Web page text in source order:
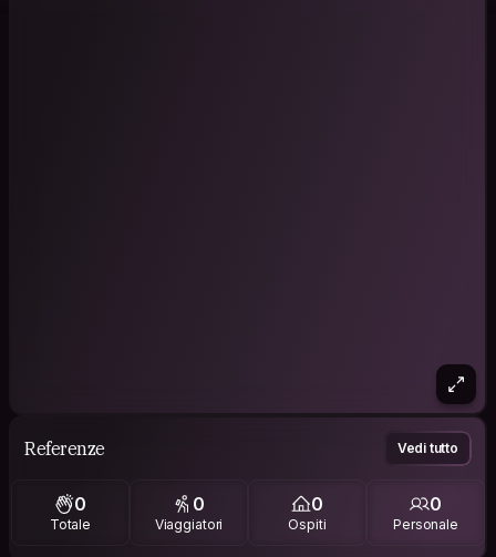
Referenze Vedi tutto
0
Totale
0
Viaggiatori
0
Ospiti
0
Personale